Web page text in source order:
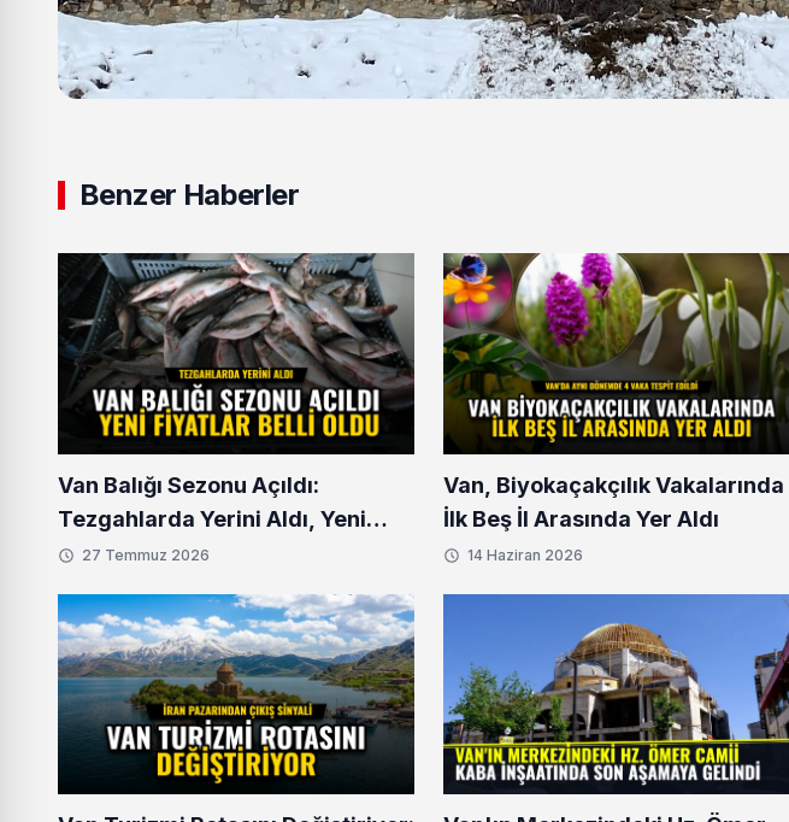
Benzer Haberler
Van Balığı Sezonu Açıldı:
Tezgahlarda Yerini Aldı, Yeni
Fiyatlar Belli Oldu
27 Temmuz 2026
Van, Biyokaçakçılık Vakalarında
İlk Beş İl Arasında Yer Aldı
14 Haziran 2026